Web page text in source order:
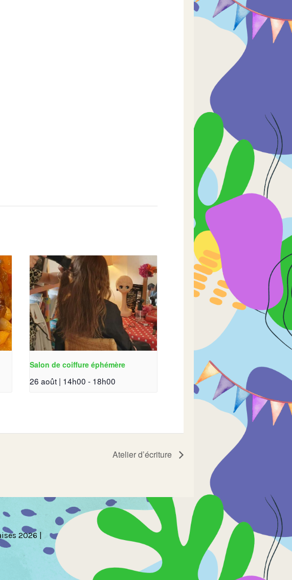
Salon de coiffure éphémère
26 août | 14h00 - 18h00
Atelier d’écriture
2026 |